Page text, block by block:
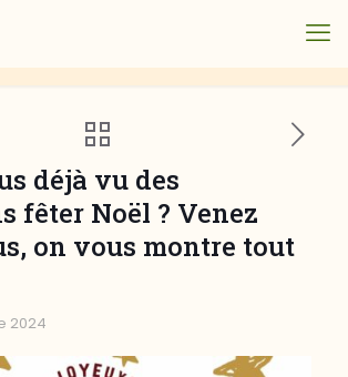
déjà vu des
fêter Noël ? Venez
on vous montre tout
2024